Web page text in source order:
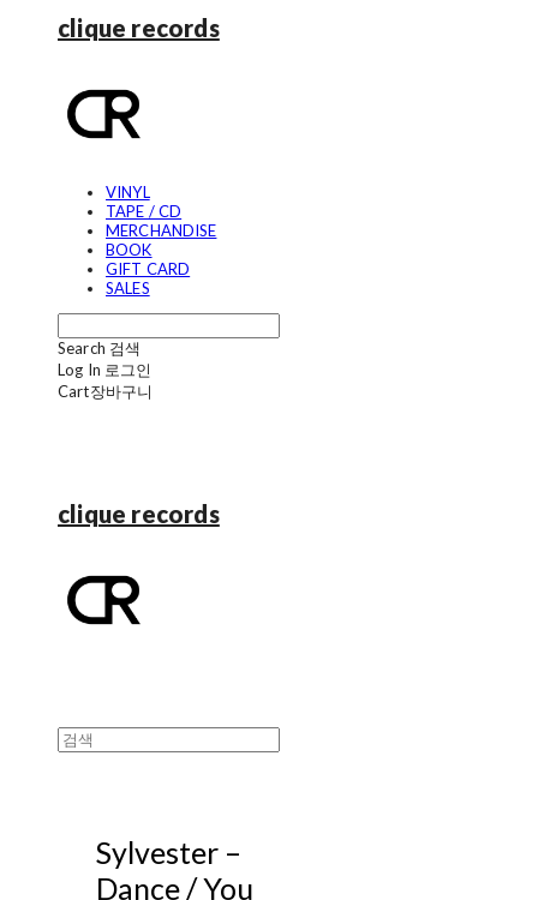
clique records
VINYL
TAPE / CD
MERCHANDISE
BOOK
GIFT CARD
SALES
Search 검색
Log In 로그인
Cart장바구니
clique records
Sylvester ‎–
Dance / You